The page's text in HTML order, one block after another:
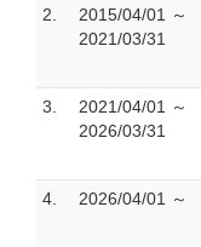
2.
2015/04/01 ～
2021/03/31
3.
2021/04/01 ～
2026/03/31
4. 2026/04/01 ～